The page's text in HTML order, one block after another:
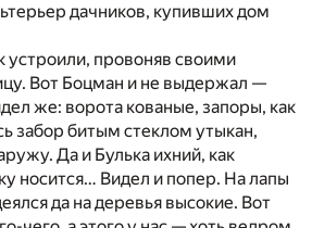
дачников, купивших дом
устроили, провоняв своими
Вот Боцман и не выдержал —
же: ворота кованые, запоры, как
забор битым стеклом утыкан,
Да и Булька ихний, как
носится… Видел и попер. На лапы
да на деревья высокие. Вот